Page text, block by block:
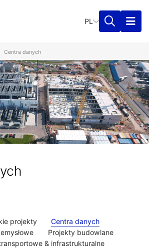
PL
Centra danych
projekty
Centra danych
Projekty budowlane
& infrastrukturalne